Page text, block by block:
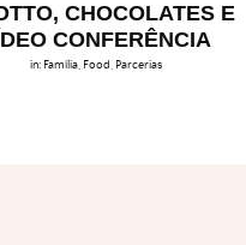
CHOCOLATES E
CONFERÊNCIA
in: Família, Food, Parcerias